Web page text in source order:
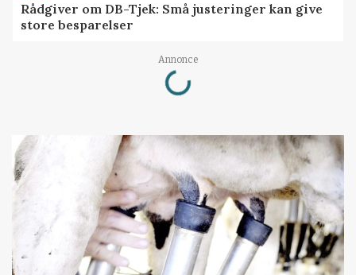
Rådgiver om DB-Tjek: Små justeringer kan give
store besparelser
Annonce
Loading...